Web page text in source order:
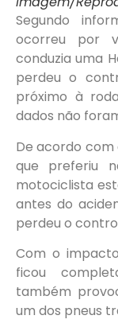
Segundo
ocorreu por
conduzia uma
perdeu o
próximo à
dados não
De acordo
que preferiu
motociclista
antes do
perdeu o
Com o
ficou
também
um dos pneus